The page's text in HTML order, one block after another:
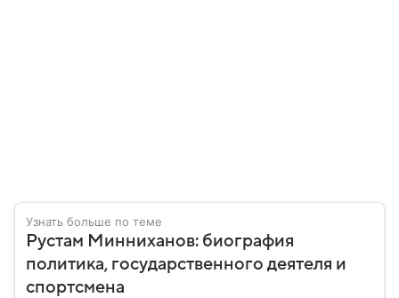
Узнать больше по теме
Рустам Минниханов: биография
политика, государственного деятеля и
спортсмена